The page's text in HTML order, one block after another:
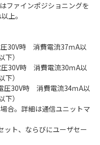
ファインポジショニングを
上。
30V時 消費電流37ｍA以
）
30V時 消費電流30ｍA以
）
圧30V時 消費電流34ｍA以
）
合。詳細は通信ユニットマ
ット、ならびにユーザセー